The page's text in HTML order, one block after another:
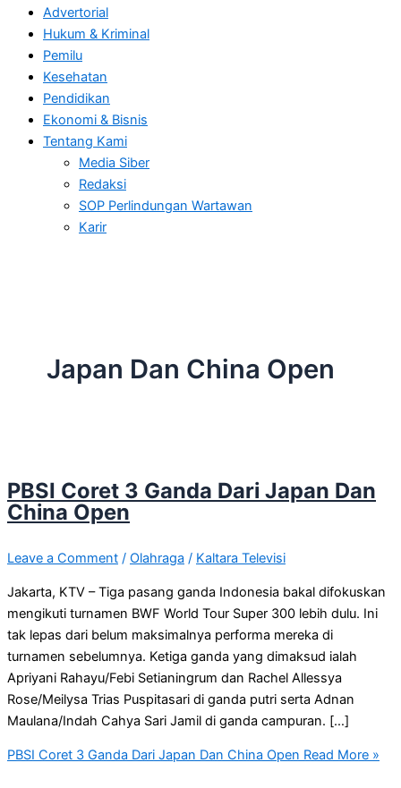
Advertorial
Hukum & Kriminal
Pemilu
Kesehatan
Pendidikan
Ekonomi & Bisnis
Tentang Kami
Media Siber
Redaksi
SOP Perlindungan Wartawan
Karir
Japan Dan China Open
PBSI Coret 3 Ganda Dari Japan Dan
China Open
Leave a Comment / Olahraga / Kaltara Televisi
Jakarta, KTV – Tiga pasang ganda Indonesia bakal difokuskan
mengikuti turnamen BWF World Tour Super 300 lebih dulu. Ini
tak lepas dari belum maksimalnya performa mereka di
turnamen sebelumnya. Ketiga ganda yang dimaksud ialah
Apriyani Rahayu/Febi Setianingrum dan Rachel Allessya
Rose/Meilysa Trias Puspitasari di ganda putri serta Adnan
Maulana/Indah Cahya Sari Jamil di ganda campuran. […]
PBSI Coret 3 Ganda Dari Japan Dan China Open Read More »